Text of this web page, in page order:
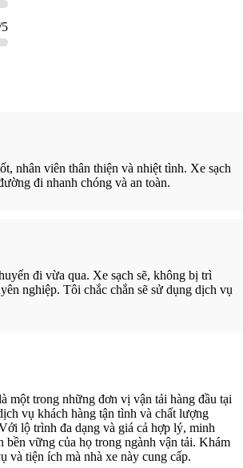
nhân viên thân thiện và nhiệt tình. Xe sạch
đi nhanh chóng và an toàn.
đi vừa qua. Xe sạch sẽ, không bị trì
nghiệp. Tôi chắc chắn sẽ sử dụng dịch vụ
một trong những đơn vị vận tải hàng đầu tại
vụ khách hàng tận tình và chất lượng
lộ trình đa dạng và giá cả hợp lý, minh
bền vững của họ trong ngành vận tải. Khám
và tiện ích mà nhà xe này cung cấp.